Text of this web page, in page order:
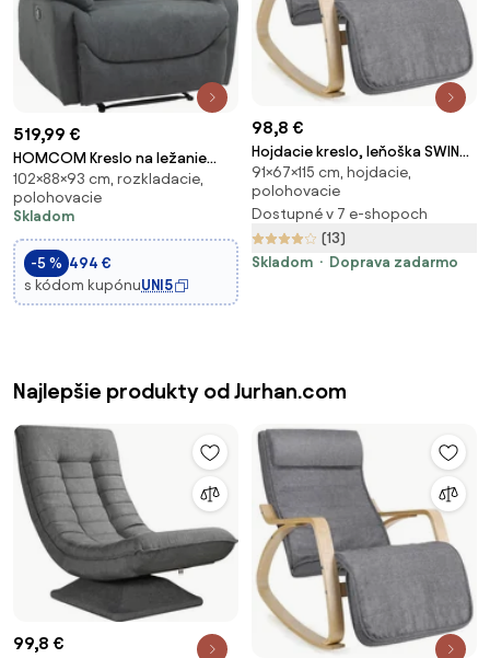
519,99 €
HOMCOM Kreslo na ležanie
Jednolôžková rozkladacia
pohovka 150° nastaviteľný TV
uholník kreslo s funkciou spania
pre obývačku, látka tmavá
šedá 93 x 88
102×88×93 cm, rozkladacie,
polohovacie
Skladom
-5 % 494 €
s kódom kupónuUNI5
98,8 €
Hojdacie kreslo, leňoška SWING
nosnosť 150kg, 67x115x91cm,
sivá SongmicsHome
91×67×115 cm, hojdacie,
polohovacie
Dostupné v 7 e-shopoch
(13)
Skladom
Doprava zadarmo
Najlepšie produkty od Jurhan.com
99,8 €